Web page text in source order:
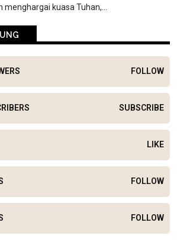
kuasa Tuhan,...
FOLLOW
SUBSCRIBE
LIKE
FOLLOW
FOLLOW